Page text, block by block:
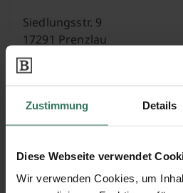
Zustimmung Details
Diese Webseite verwendet
Wir verwenden Cookies, um
Siedlungsstr. 9
17291 Prenzlau
Thomas Busch
Stettiner Str. 35
16307 Gartz Oder